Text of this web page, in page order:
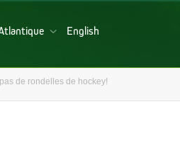
English
de rondelles de hockey!